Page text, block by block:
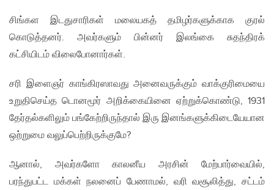
சிங்கள இடதுசாரிகள் மலையகத் தமிழர்களுக்காக குரல்
கொடுத்தனர். அவர்களும் பின்னர் இலங்கை சுதந்திரக்
கட்சியிடம் விலைபோனார்கள்.
சரி இளைஞர் காங்கிரஸாவது அனைவருக்கும் வாக்குரிமையை
உறுதிசெய்த டொனமூர் அறிக்கையினை ஏற்றுக்கொண்டு, 1931
தேர்தல்களிலும் பங்கேற்றிருந்தால் இரு இனங்களுக்கிடையேயான
ஒற்றுமை வலுப்பெற்றிருக்குமே?
ஆனால், அவர்களோ காலனீய அரசின் மேற்பார்வையில்,
பரந்துபட்ட மக்கள் நலனைப் பேணாமல், வரி வசூலித்து, சட்டம்